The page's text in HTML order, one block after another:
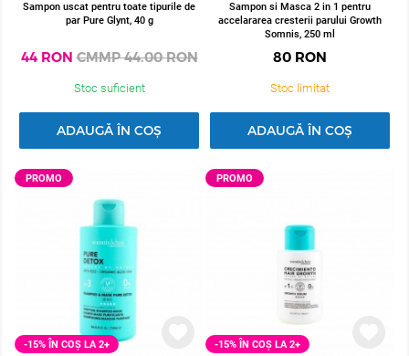
Sampon uscat pentru toate tipurile de
par Pure Glynt, 40 g
44 RON CMMP 44.00 RON
Stoc suficient
ADAUGĂ ÎN COȘ
Sampon si Masca 2 in 1 pentru
accelararea cresterii parului Growth
Somnis, 250 ml
80 RON
Stoc limitat
ADAUGĂ ÎN COȘ
-15% ÎN COȘ LA 2+
PROMO
-15% ÎN COȘ LA 2+
PROMO